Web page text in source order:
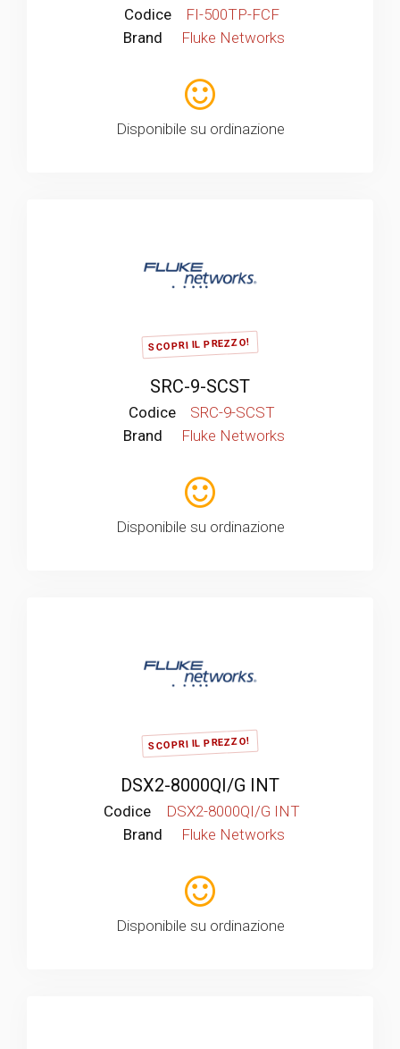
Codice
FI-500TP-FCF
Brand
Fluke Networks
Disponibile su ordinazione
SCOPRI IL PREZZO!
SRC-9-SCST
Codice
SRC-9-SCST
Brand
Fluke Networks
Disponibile su ordinazione
SCOPRI IL PREZZO!
DSX2-8000QI/G INT
Codice
DSX2-8000QI/G INT
Brand
Fluke Networks
Disponibile su ordinazione